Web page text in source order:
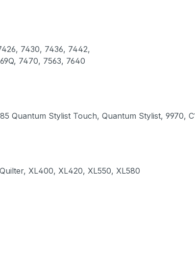
7430, 7436, 7442,
7470, 7563, 7640
Stylist Touch, Quantum Stylist, 9970,
XL400, XL420, XL550, XL580